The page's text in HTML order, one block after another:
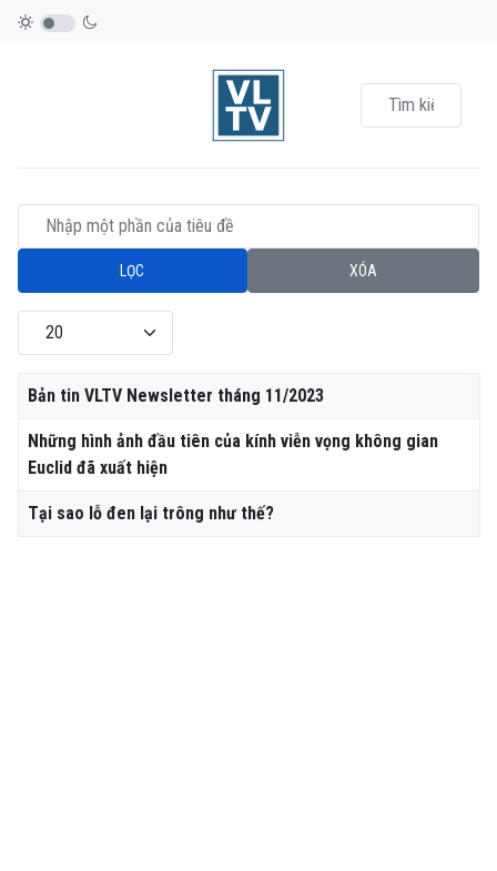
Nhập một phần của tiêu đề
LỌC XÓA
Hiển thị #
Tiêu đề
Bản tin VLTV Newsletter tháng 11/2023
Những hình ảnh đầu tiên của kính viễn vọng không gian
Euclid đã xuất hiện
Tại sao lỗ đen lại trông như thế?